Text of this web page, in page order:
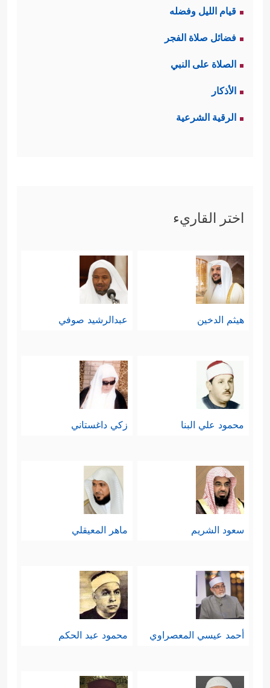
قيام الليل وفضله
فضائل صلاة الفجر
الصلاة على النبي
الأذكار
الرقية الشرعية
اختر القاريء
هيثم الدخين عبدالرشيد صوفي
محمود علي البنا زكي داغستاني
سعود الشريم ماهر المعيقلي
أحمد عيسي المعصراوي محمود عبد الحكم